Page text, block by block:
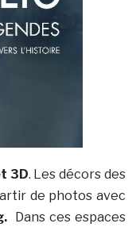
3D. Les décors des
de photos avec
Dans ces espaces